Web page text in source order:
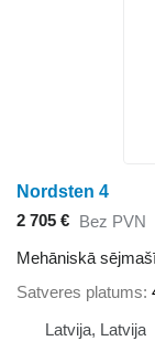
Nordsten 4
2 705 € Bez PVN
Mehāniskā
Satveres platums
Latvija, Latvija